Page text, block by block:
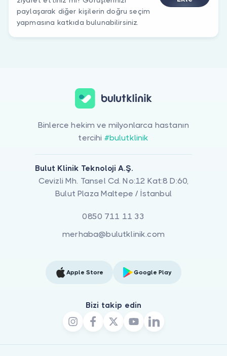
paylaşarak diğer kişilerin doğru seçim
yapmasına katkıda bulunabilirsiniz.
Binlerce hekim ve milyonlarca hastanın
tercihi #bulutklinik
Bulut Klinik Teknoloji A.Ş.
Cevizli Mh. Tansel Cd. No:12 Kat:8 D:60,
Bulut Plaza Maltepe / İstanbul
0850 711 11 33
merhaba@bulutklinik.com
Apple Store Google Play
Bizi takip edin